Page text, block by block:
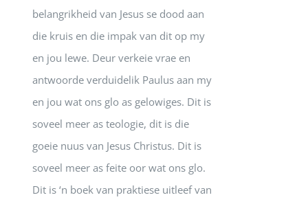
belangrikheid van Jesus se dood aan
die kruis en die impak van dit op my
en jou lewe. Deur verkeie vrae en
antwoorde verduidelik Paulus aan my
en jou wat ons glo as gelowiges. Dit is
soveel meer as teologie, dit is die
goeie nuus van Jesus Christus. Dit is
soveel meer as feite oor wat ons glo.
Dit is ‘n boek van praktiese uitleef van